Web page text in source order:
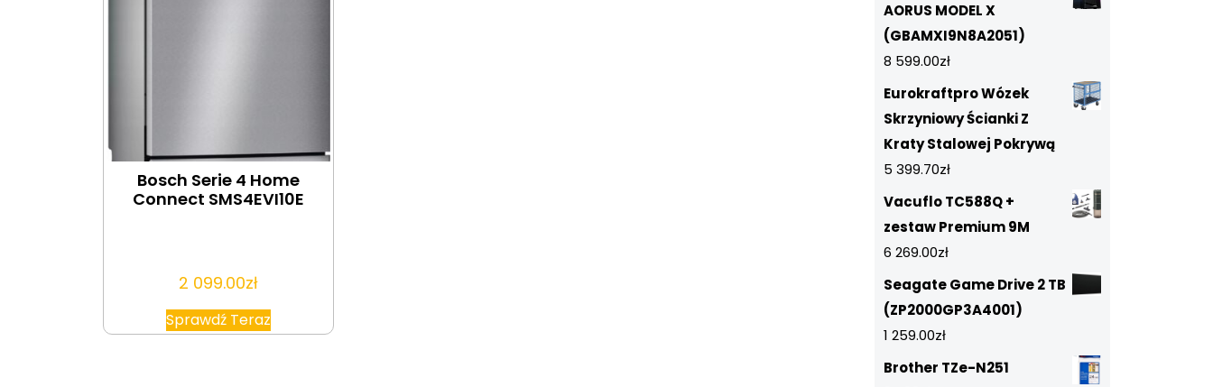
Bosch Serie 4 Home
Connect SMS4EVI10E
2 099.00zł
Sprawdź Teraz
AORUS MODEL X
(GBAMXI9N8A2051)
8 599.00zł
Eurokraftpro Wózek
Skrzyniowy Ścianki Z
Kraty Stalowej Pokrywą
5 399.70zł
Vacuflo TC588Q +
zestaw Premium 9M
6 269.00zł
Seagate Game Drive 2 TB
(ZP2000GP3A4001)
1 259.00zł
Brother TZe-N251